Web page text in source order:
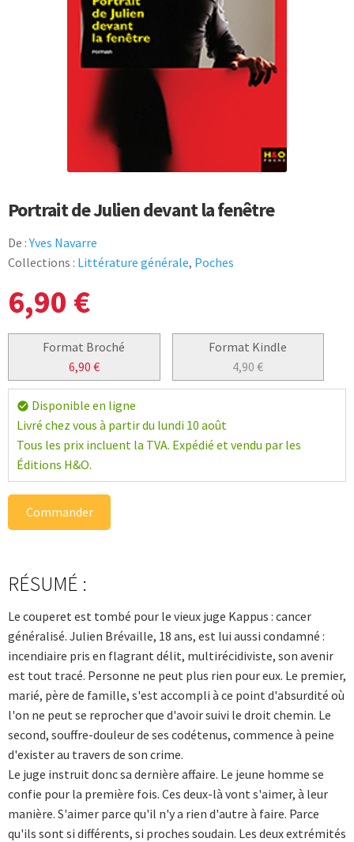
Portrait de Julien devant la fenêtre
De :Yves Navarre
Collections : Littérature générale, Poches
6,90 €
Format Broché
6,90 €
Format Kindle
4,90€
check_circle Disponible en ligne
Livré chez vous à partir du lundi 10 août
Tous les prix incluent la TVA. Expédié et vendu par les
Éditions H&O.
Commander
RÉSUMÉ :
Le couperet est tombé pour le vieux juge Kappus : cancer
généralisé. Julien Brévaille, 18 ans, est lui aussi condamné :
incendiaire pris en flagrant délit, multirécidiviste, son avenir
est tout tracé. Personne ne peut plus rien pour eux. Le premier,
marié, père de famille, s'est accompli à ce point d'absurdité où
l'on ne peut se reprocher que d'avoir suivi le droit chemin. Le
second, souffre-douleur de ses codétenus, commence à peine
d'exister au travers de son crime.
Le juge instruit donc sa dernière affaire. Le jeune homme se
confie pour la première fois. Ces deux-là vont s'aimer, à leur
manière. S'aimer parce qu'il n'y a rien d'autre à faire. Parce
qu'ils sont si différents, si proches soudain. Les deux extrémités